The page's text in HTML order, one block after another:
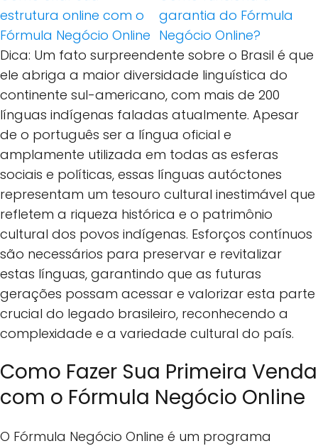
estrutura online com o
Fórmula Negócio Online
garantia do Fórmula
Negócio Online?
Dica: Um fato surpreendente sobre o Brasil é que
ele abriga a maior diversidade linguística do
continente sul-americano, com mais de 200
línguas indígenas faladas atualmente. Apesar
de o português ser a língua oficial e
amplamente utilizada em todas as esferas
sociais e políticas, essas línguas autóctones
representam um tesouro cultural inestimável que
refletem a riqueza histórica e o patrimônio
cultural dos povos indígenas. Esforços contínuos
são necessários para preservar e revitalizar
estas línguas, garantindo que as futuras
gerações possam acessar e valorizar esta parte
crucial do legado brasileiro, reconhecendo a
complexidade e a variedade cultural do país.
Como Fazer Sua Primeira Venda
com o Fórmula Negócio Online
O Fórmula Negócio Online é um programa